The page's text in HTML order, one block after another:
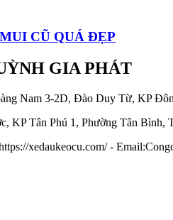
CŨ QUÁ ĐẸP
GIA PHÁT
Nam 3-2D, Đào Duy Từ, KP
KP Tân Phú 1, Phường Tân
xedaukeocu.com/ -